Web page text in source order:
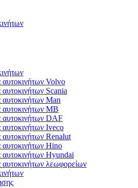
αυτοκινήτων Volvo
αυτοκινήτων Scania
αυτοκινήτων Man
αυτοκινήτων MB
αυτοκινήτων DAF
αυτοκινήτων Iveco
αυτοκινήτων Renalut
αυτοκινήτων Hino
αυτοκινήτων Hyundai
αυτοκινήτων λεωφορείων